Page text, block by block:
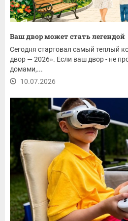
Ваш двор может стать легендой
Сегодня стартовал самый теплый
двор — 2026». Если ваш двор - не
домами,...
10.07.2026